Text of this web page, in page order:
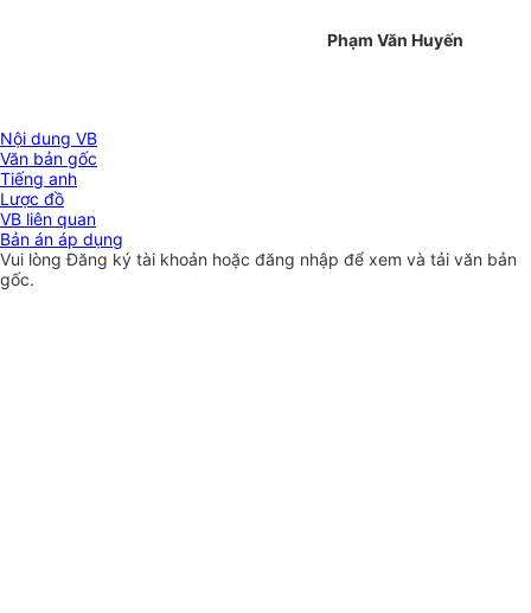
Phạm Văn Huyến
Nội dung VB
Văn bản gốc
Tiếng anh
Lược đồ
VB liên quan
Bản án áp dụng
Vui lòngĐăng ký tài khoản hoặc đăng nhập để xem và tải văn bản
gốc.